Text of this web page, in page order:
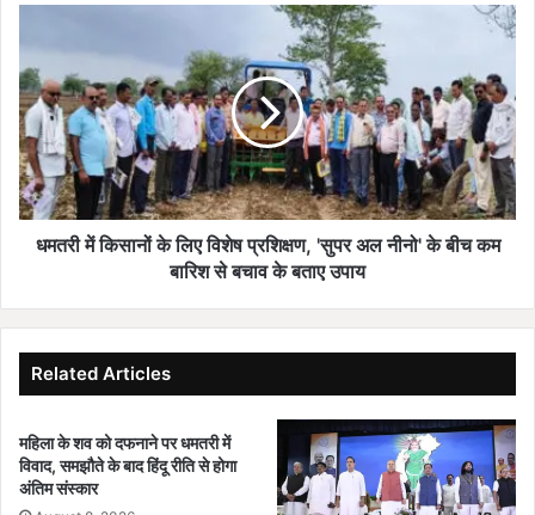
ला
प
र
वा
ही
प
र
जी
रो
ल
रें
स
त
री
में
कि
सा
नों
के
प्र
शि
ण
,
'
धमतरी में किसानों के लिए विशेष प्रशिक्षण, 'सुपर अल नीनो' के बीच कम
बारिश से बचाव के बताए उपाय
Related Articles
महिला के शव को दफनाने पर धमतरी में
विवाद, समझौते के बाद हिंदू रीति से होगा
अंतिम संस्कार